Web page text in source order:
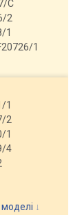
C
2
1
1
1
2
1
4
↓